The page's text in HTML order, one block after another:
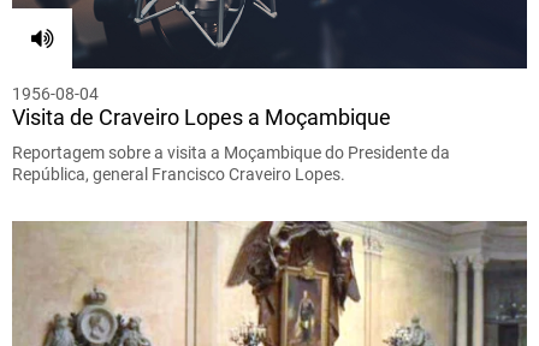
1956-08-04
Visita de Craveiro Lopes a Moçambique
Reportagem sobre a visita a Moçambique do Presidente da
República, general Francisco Craveiro Lopes.